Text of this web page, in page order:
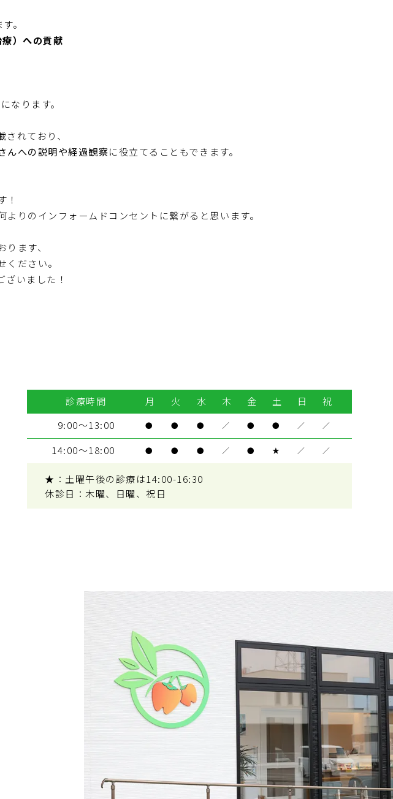
。
）への貢献
なります。
れており、
んへの説明や経過観察に役立てることもできます。
！
りのインフォームドコンセントに繋がると思います。
ます、
ださい。
いました！
診療時間 月 火 水 木 金 土 日
祝
9:00～13:00
● ● ● ／ ● ● ／ ／
14:00～18:00 ● ● ● ／ ● ★ ／ ／
★：土曜午後の診療は14:00-16:30
休診日：木曜、日曜、祝日